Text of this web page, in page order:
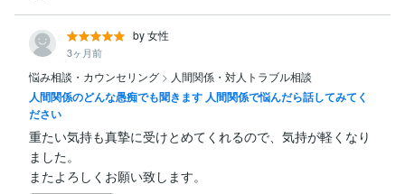
by 女性
3ヶ月前
悩み相談・カウンセリング > 人間関係・対人トラブル相談
人間関係のどんな愚痴でも聞きます 人間関係で悩んだら話してみてく
ださい
重たい気持も真摯に受けとめてくれるので、気持が軽くなり
ました。
またよろしくお願い致します。